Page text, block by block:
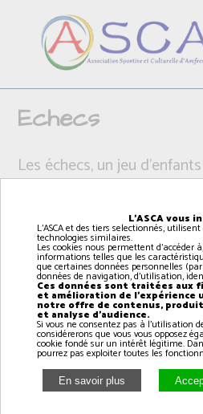
Echecs
Les échecs, un jeu
L'ASCA vous
L'ASCA et des tiers selectionnés,
technologies similaires.
Les cookies nous permettent d'accéder
informations telles que les
que certaines données personnelles
données de navigation, d'utilisation,
Ces données sont traitées aux
et amélioration de
notre offre de contenus,
et analyse d'audience.
Si vous ne consentez pas à l'utilisation
considérerons que vous vous opposez
cookie fondé sur un intérêt légitime.
pourrez pas exploiter toutes les